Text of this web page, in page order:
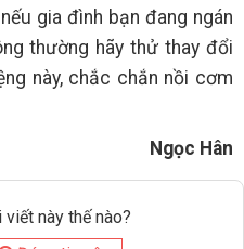
gia đình bạn đang ngán
thường hãy thử thay đổi
này, chắc chắn nồi cơm
Ngọc Hân
này thế nào?